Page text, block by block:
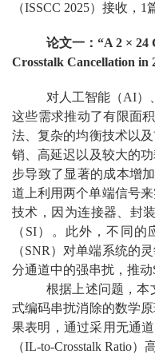
（ISSCC 2025）接收，
论文一：“A 2 × 24
Crosstalk Cancellation in
对人工智能（AI）
这些需求推动了有限面
法、复杂的均衡技术以
销、高延迟以及较大的
步导致了显著的成本增
道上利用两个单端信号
技术，因为连接器、封
（SI）。此外，不同
（SNR）对单端系统的
分通道中的强串扰，推
根据上述问题，本
式编码串扰消除的数学
果表明，通过采用无通
（IL-to-Crosstalk Ratio